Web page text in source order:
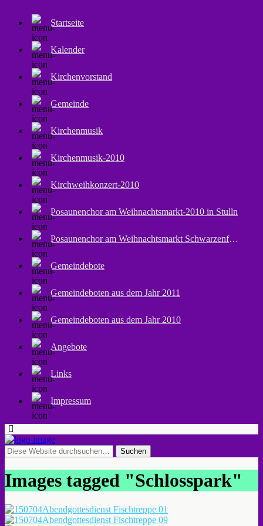
Startseite
Kalender
Kirchenvorstand
Gemeinde
Kirchenmusik
Kirchenmusik-2010
Kirchweihkonzert-2010
Posaunenchor am Weihnachtsmarkt-2010 in Stulln
Posaunenchor am Weihnachtsmarkt Schwarzenfeld
Gemeindebote
Gemeindeboten aus dem Jahr 2011
Gemeindeboten aus dem Jahr 2010
Angebote
Links
Impressum
Images tagged "Schlosspark"